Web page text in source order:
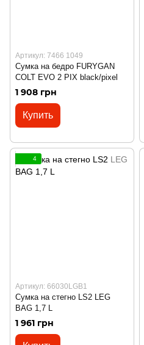
Артикул: 7466 1049
Сумка на бедро FURYGAN
COLT EVO 2 PIX black/pixel
1 908 грн
Купить
4
Артикул: 66030LGB1
Сумка на стегно LS2 LEG
BAG 1,7 L
1 961 грн